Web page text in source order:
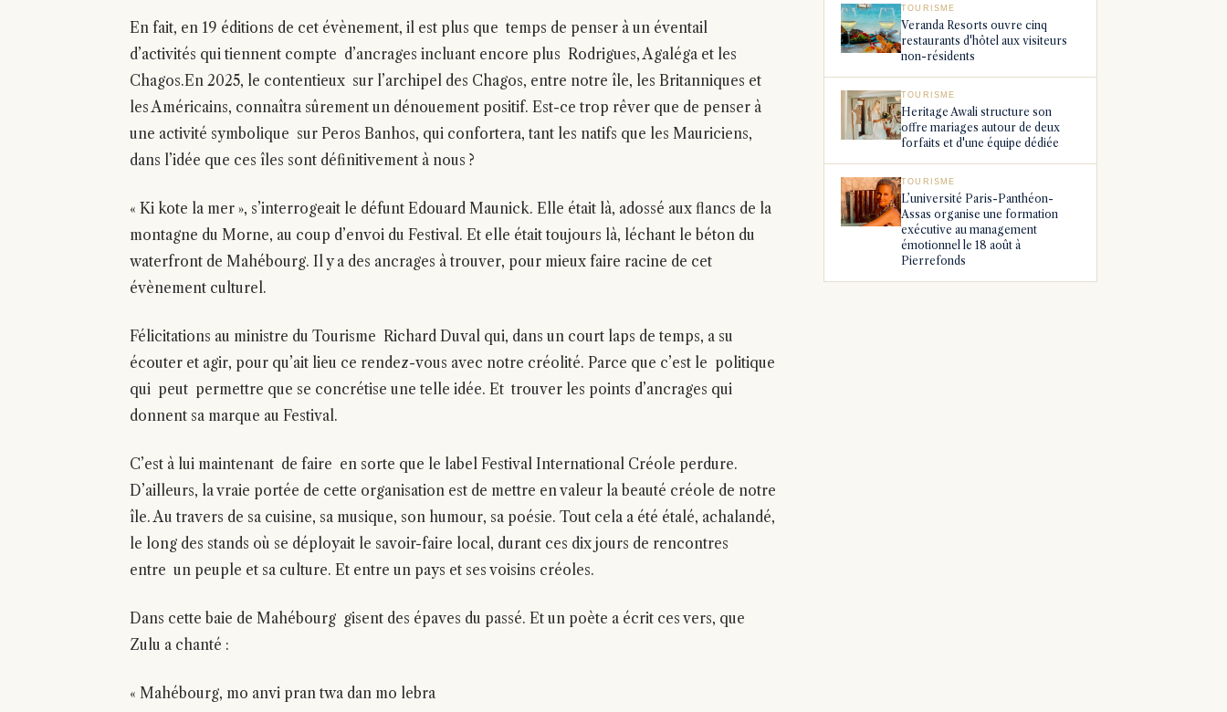
En fait, en 19 éditions de cet évènement, il est plus que temps de penser à un éventail
d’activités qui tiennent compte d’ancrages incluant encore plus Rodrigues, Agaléga et les
Chagos.En 2025, le contentieux sur l’archipel des Chagos, entre notre île, les Britanniques et
les Américains, connaîtra sûrement un dénouement positif. Est-ce trop rêver que de penser à
une activité symbolique sur Peros Banhos, qui confortera, tant les natifs que les Mauriciens,
dans l’idée que ces îles sont définitivement à nous ?
« Ki kote la mer », s’interrogeait le défunt Edouard Maunick. Elle était là, adossé aux flancs de la
montagne du Morne, au coup d’envoi du Festival. Et elle était toujours là, léchant le béton du
waterfront de Mahébourg. Il y a des ancrages à trouver, pour mieux faire racine de cet
évènement culturel.
Félicitations au ministre du Tourisme Richard Duval qui, dans un court laps de temps, a su
écouter et agir, pour qu’ait lieu ce rendez-vous avec notre créolité. Parce que c’est le politique
qui peut permettre que se concrétise une telle idée. Et trouver les points d’ancrages qui
donnent sa marque au Festival.
C’est à lui maintenant de faire en sorte que le label Festival International Créole perdure.
D’ailleurs, la vraie portée de cette organisation est de mettre en valeur la beauté créole de notre
île. Au travers de sa cuisine, sa musique, son humour, sa poésie. Tout cela a été étalé, achalandé,
le long des stands où se déployait le savoir-faire local, durant ces dix jours de rencontres
entre un peuple et sa culture. Et entre un pays et ses voisins créoles.
Dans cette baie de Mahébourg gisent des épaves du passé. Et un poète a écrit ces vers, que
Zulu a chanté :
« Mahébourg, mo anvi pran twa dan mo lebra
TOURISME
Veranda Resorts ouvre cinq
restaurants d'hôtel aux visiteurs
non-résidents
TOURISME
Heritage Awali structure son
offre mariages autour de deux
forfaits et d'une équipe dédiée
TOURISME
L’université Paris-Panthéon-
Assas organise une formation
exécutive au management
émotionnel le 18 août à
Pierrefonds